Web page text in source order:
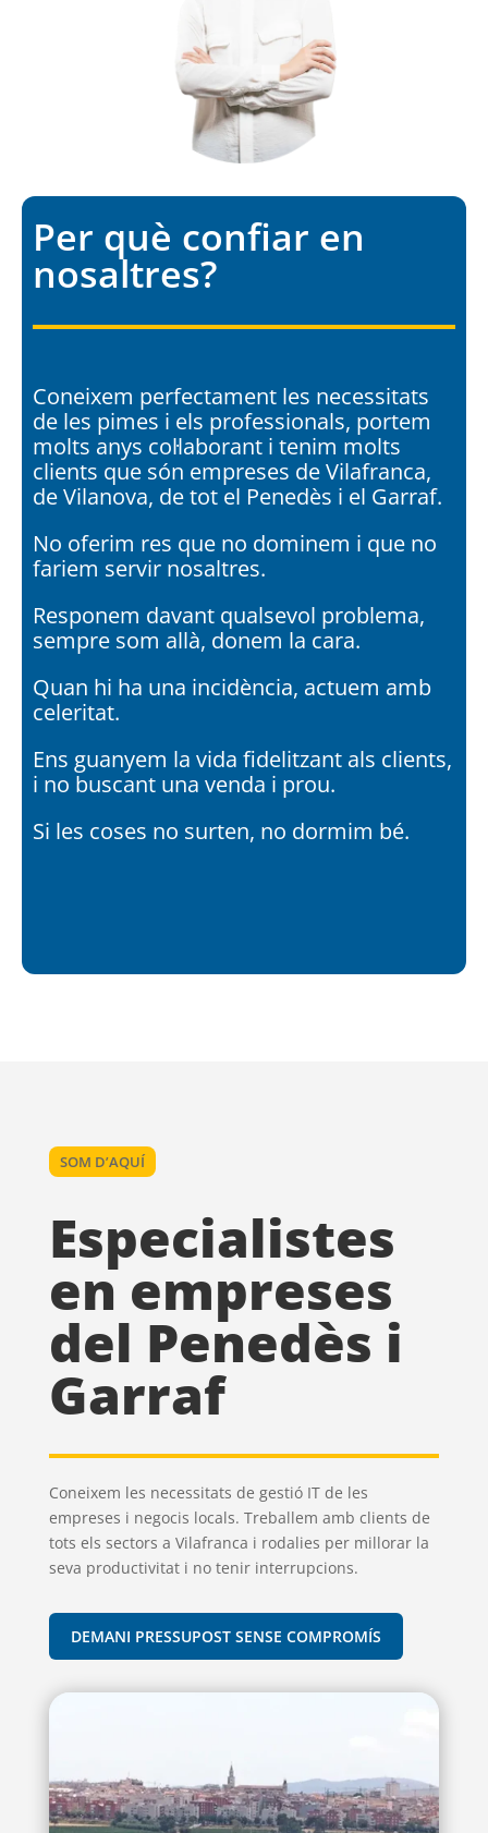
Per què confiar en
nosaltres?
Coneixem perfectament les necessitats
de les pimes i els professionals, portem
molts anys col·laborant i tenim molts
clients que són empreses de Vilafranca,
de Vilanova, de tot el Penedès i el Garraf.
No oferim res que no dominem i que no
fariem servir nosaltres.
Responem davant qualsevol problema,
sempre som allà, donem la cara.
Quan hi ha una incidència, actuem amb
celeritat.
Ens guanyem la vida fidelitzant als clients,
i no buscant una venda i prou.
Si les coses no surten, no dormim bé.
SOM D’AQUÍ
Especialistes
en empreses
del Penedès i
Garraf
Coneixem les necessitats de gestió IT de les
empreses i negocis locals. Treballem amb clients de
tots els sectors a Vilafranca i rodalies per millorar la
seva productivitat i no tenir interrupcions.
DEMANI PRESSUPOST SENSE COMPROMÍS